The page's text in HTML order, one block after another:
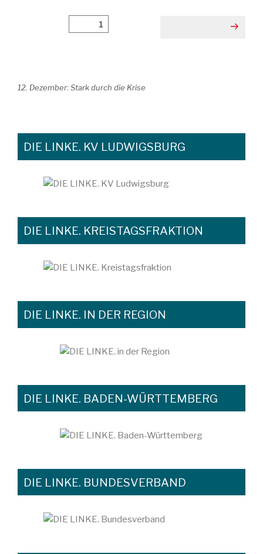
Beitragsnavigation
1 Nächste Seite
12. Dezember: Stark durch die Krise
DIE LINKE. KV LUDWIGSBURG
DIE LINKE. KREISTAGSFRAKTION
DIE LINKE. IN DER REGION
DIE LINKE. BADEN-WÜRTTEMBERG
DIE LINKE. BUNDESVERBAND